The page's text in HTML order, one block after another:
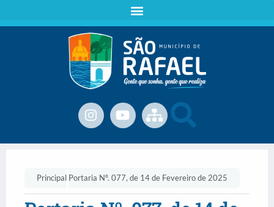
Principal Portaria Nº. 077, de 14 de Fevereiro de 2025